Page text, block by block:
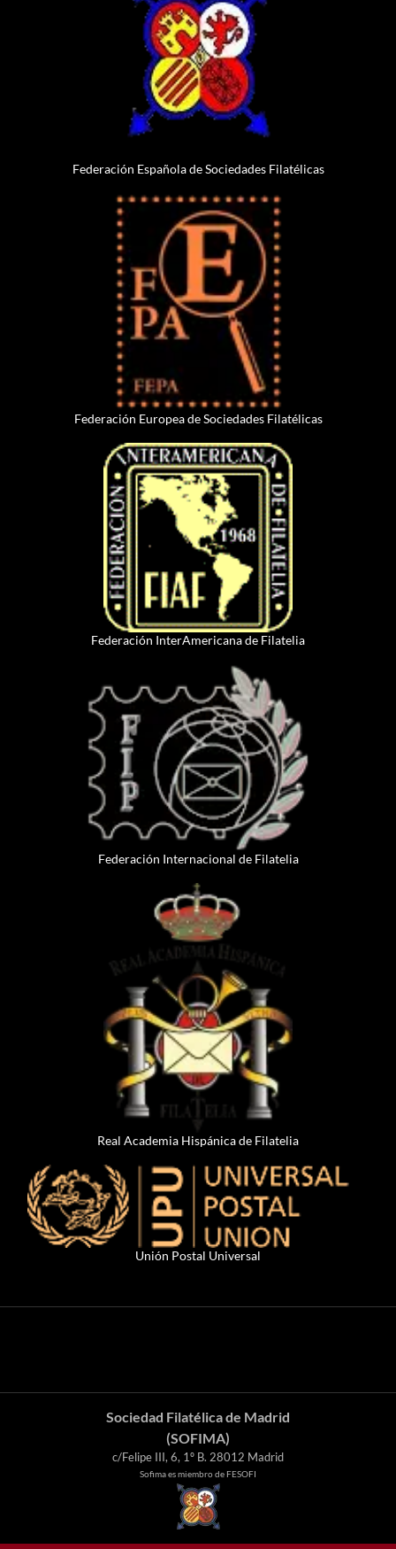
Federación Española de Sociedades Filatélicas
Federación Europea de Sociedades Filatélicas
Federación InterAmericana de Filatelia
Federación Internacional de Filatelia
Real Academia Hispánica de Filatelia
Unión Postal Universal
Sociedad Filatélica de Madrid
(SOFIMA)
c/Felipe III, 6, 1º B. 28012 Madrid
Sofima es miembro de FESOFI